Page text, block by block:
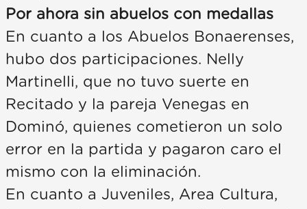
Por ahora sin abuelos con medallas
En cuanto a los Abuelos Bonaerenses,
hubo dos participaciones. Nelly
Martinelli, que no tuvo suerte en
Recitado y la pareja Venegas en
Dominó, quienes cometieron un solo
error en la partida y pagaron caro el
mismo con la eliminación.
En cuanto a Juveniles, Area Cultura,